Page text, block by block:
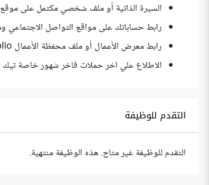
السيرة الذاتية أو ملف شخصي مكتمل على
رابط حساباتك على مواقع التواصل
رابط معرض الأعمال أو ملف محفظة الأعمال portfolio
الاطلاع علي اخر حملات فاخر شهور خاصة
التقدم للوظيفة
التقدم للوظيفة غير متاح. هذه الوظيفة منتهية.